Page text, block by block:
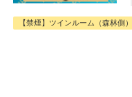
【禁煙】ツインルーム（森林側）